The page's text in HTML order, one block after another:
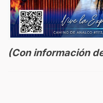
(Con información